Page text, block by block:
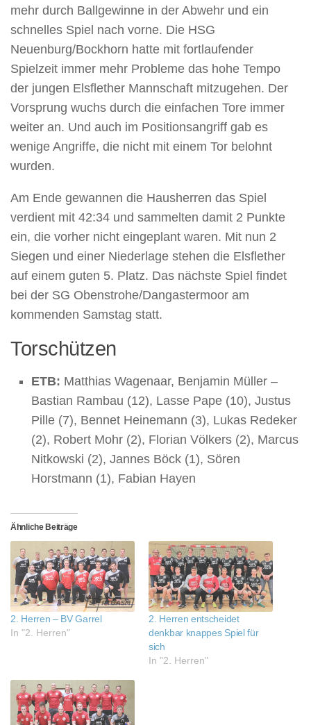
mehr durch Ballgewinne in der Abwehr und ein
schnelles Spiel nach vorne. Die HSG
Neuenburg/Bockhorn hatte mit fortlaufender
Spielzeit immer mehr Probleme das hohe Tempo
der jungen Elsflether Mannschaft mitzugehen. Der
Vorsprung wuchs durch die einfachen Tore immer
weiter an. Und auch im Positionsangriff gab es
wenige Angriffe, die nicht mit einem Tor belohnt
wurden.
Am Ende gewannen die Hausherren das Spiel
verdient mit 42:34 und sammelten damit 2 Punkte
ein, die vorher nicht eingeplant waren. Mit nun 2
Siegen und einer Niederlage stehen die Elsflether
auf einem guten 5. Platz. Das nächste Spiel findet
bei der SG Obenstrohe/Dangastermoor am
kommenden Samstag statt.
Torschützen
ETB: Matthias Wagenaar, Benjamin Müller –
Bastian Rambau (12), Lasse Pape (10), Justus
Pille (7), Bennet Heinemann (3), Lukas Redeker
(2), Robert Mohr (2), Florian Völkers (2), Marcus
Nitkowski (2), Jannes Böck (1), Sören
Horstmann (1), Fabian Hayen
Ähnliche Beiträge
2. Herren – BV Garrel
In "2. Herren"
2. Herren entscheidet
denkbar knappes Spiel für
sich
In "2. Herren"